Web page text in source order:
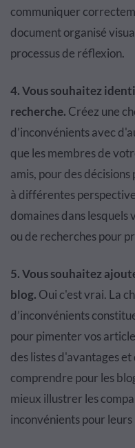
communiquer
document organisé
processus de réflexion.
4. Vous souhaitez
recherche. Créez une
d’inconvénients avec
que les membres de
amis, pour des
à différentes
domaines dans lesquels
ou de recherches pour
5. Vous souhaitez
blog. Oui c'est vrai. La
d’inconvénients
pour pimenter vos
des listes d'avantages
comprendre pour les
mieux illustrer les
inconvénients pour